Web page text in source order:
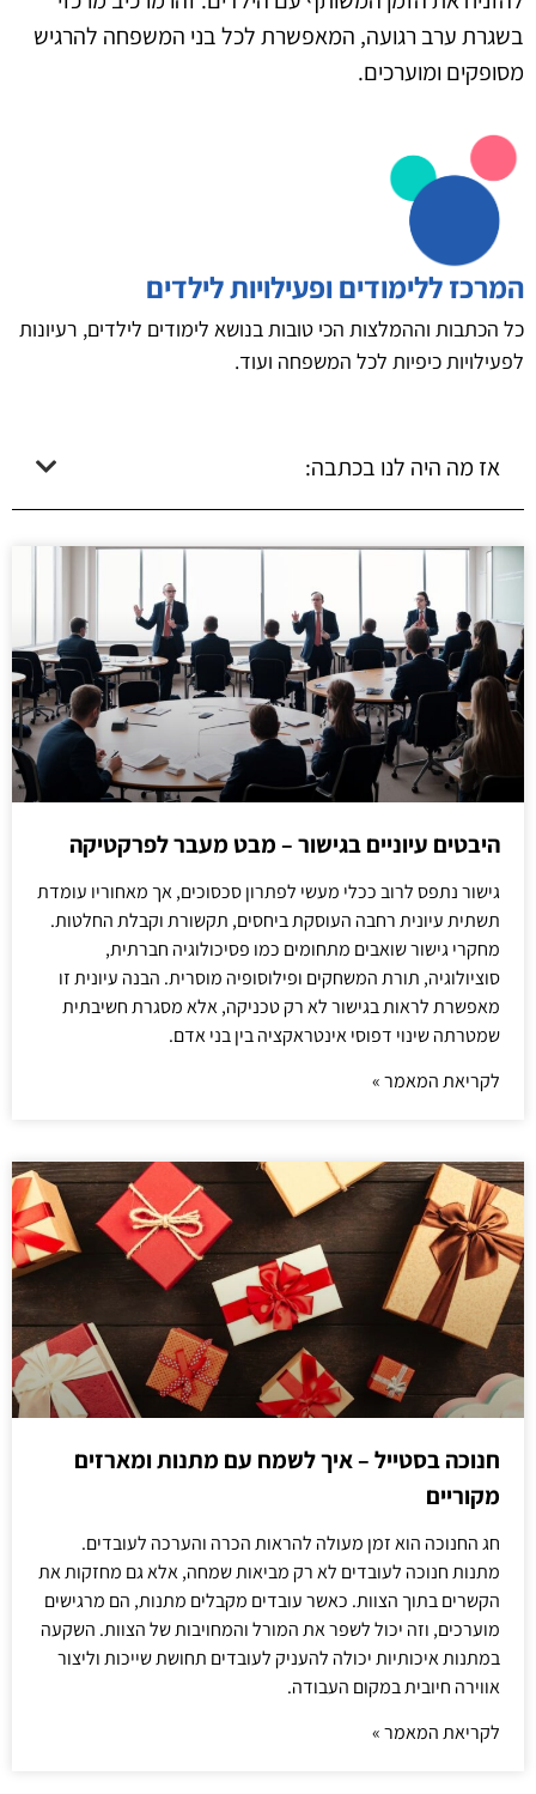
בשגרת ערב רגועה, המאפשרת לכל בני המשפחה להרגיש
מסופקים ומוערכים.
המרכז ללימודים ופעילויות לילדים
כל הכתבות וההמלצות הכי טובות בנושא לימודים לילדים, רעיונות
לפעילויות כיפיות לכל המשפחה ועוד.
אז מה היה לנו בכתבה:
היבטים עיוניים בגישור – מבט מעבר לפרקטיקה
גישור נתפס לרוב ככלי מעשי לפתרון סכסוכים, אך מאחוריו עומדת
תשתית עיונית רחבה העוסקת ביחסים, תקשורת וקבלת החלטות.
מחקרי גישור שואבים מתחומים כמו פסיכולוגיה חברתית,
סוציולוגיה, תורת המשחקים ופילוסופיה מוסרית. הבנה עיונית זו
מאפשרת לראות בגישור לא רק טכניקה, אלא מסגרת חשיבתית
שמטרתה שינוי דפוסי אינטראקציה בין בני אדם.
לקריאת המאמר »
חנוכה בסטייל – איך לשמח עם מתנות ומארזים
מקוריים
חג החנוכה הוא זמן מעולה להראות הכרה והערכה לעובדים.
מתנות חנוכה לעובדים לא רק מביאות שמחה, אלא גם מחזקות את
הקשרים בתוך הצוות. כאשר עובדים מקבלים מתנות, הם מרגישים
מוערכים, וזה יכול לשפר את המורל והמחויבות של הצוות. השקעה
במתנות איכותיות יכולה להעניק לעובדים תחושת שייכות וליצור
אווירה חיובית במקום העבודה.
לקריאת המאמר »